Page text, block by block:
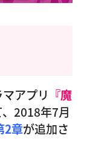
アプリ 『魔
、2018年7月
2章が追加さ